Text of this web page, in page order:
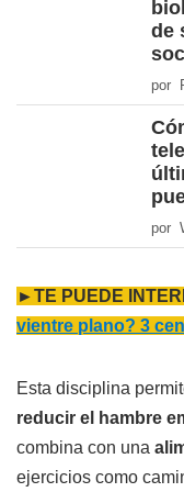
de
por
por
►TE PUEDE
vientre plano? 3
Esta disciplina
reducir el hambre
combina con una
ejercicios como